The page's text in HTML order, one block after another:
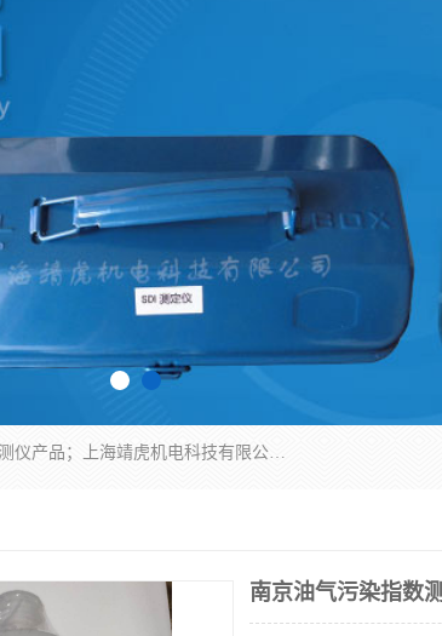
上海靖虎机电科技有限公司主营：SDI仪，水质分析仪，水质检测仪产品；上海靖虎机电科技有限公司在专业制造和研发等方面的强大的平台优势，利用自身在自动化仪表、自控系统及环保监测仪器的专长，以优良的技术，优越的产品质量和良好的服务质量与广大客户真诚合作。
南京油气污染指数